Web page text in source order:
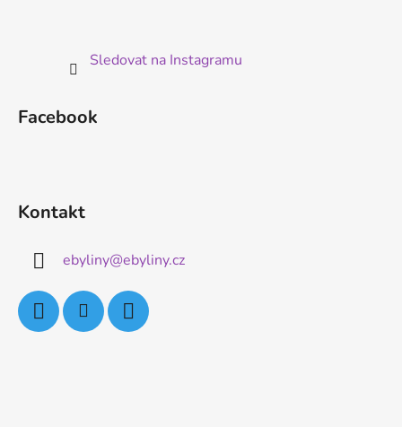
Sledovat na Instagramu
Facebook
Kontakt
ebyliny@ebyliny.cz